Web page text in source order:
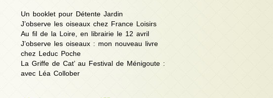
Un booklet pour Détente Jardin
J’observe les oiseaux chez France Loisirs
Au fil de la Loire, en librairie le 12 avril
J’observe les oiseaux : mon nouveau livre
chez Leduc Poche
La Griffe de Cat’ au Festival de Ménigoute :
avec Léa Collober